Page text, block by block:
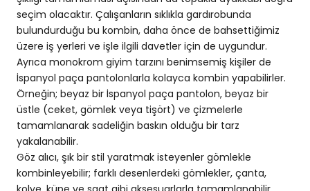
seçim olacaktır. Çalışanların sıklıkla gardırobunda
bulundurduğu bu kombin, daha önce de bahsettiğimiz
üzere iş yerleri ve işle ilgili davetler için de uygundur.
Ayrıca monokrom giyim tarzını benimsemiş kişiler de
İspanyol paça pantolonlarla kolayca kombin yapabilirler.
Örneğin; beyaz bir İspanyol paça pantolon, beyaz bir
üstle (ceket, gömlek veya tişört) ve çizmelerle
tamamlanarak sadeliğin baskın olduğu bir tarz
yakalanabilir.
Göz alıcı, şık bir stil yaratmak isteyenler gömlekle
kombinleyebilir; farklı desenlerdeki gömlekler, çanta,